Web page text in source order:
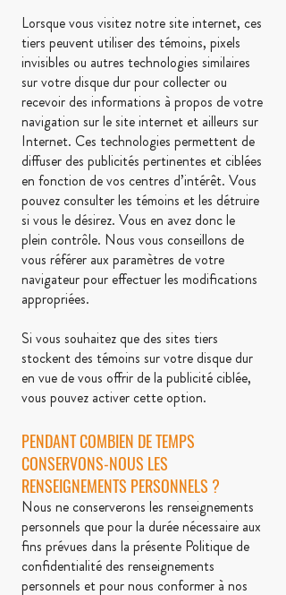
Lorsque vous visitez notre site internet, ces
tiers peuvent utiliser des témoins, pixels
invisibles ou autres technologies similaires
sur votre disque dur pour collecter ou
recevoir des informations à propos de votre
navigation sur le site internet et ailleurs sur
Internet. Ces technologies permettent de
diffuser des publicités pertinentes et ciblées
en fonction de vos centres d’intérêt. Vous
pouvez consulter les témoins et les détruire
si vous le désirez. Vous en avez donc le
plein contrôle. Nous vous conseillons de
vous référer aux paramètres de votre
navigateur pour effectuer les modifications
appropriées.
Si vous souhaitez que des sites tiers
stockent des témoins sur votre disque dur
en vue de vous offrir de la publicité ciblée,
vous pouvez activer cette option.
PENDANT COMBIEN DE TEMPS
CONSERVONS-NOUS LES
RENSEIGNEMENTS PERSONNELS ?
Nous ne conserverons les renseignements
personnels que pour la durée nécessaire aux
fins prévues dans la présente Politique de
confidentialité des renseignements
personnels et pour nous conformer à nos